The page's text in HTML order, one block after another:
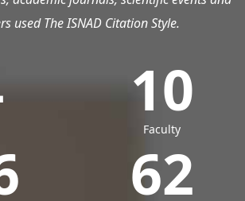
used The ISNAD Citation Style.
10
Faculty
62